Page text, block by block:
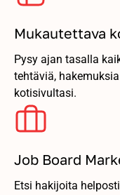
Mukautettava
Pysy ajan tasalla
tehtäviä,
kotisivultasi.
Job Board
Etsi hakijoita